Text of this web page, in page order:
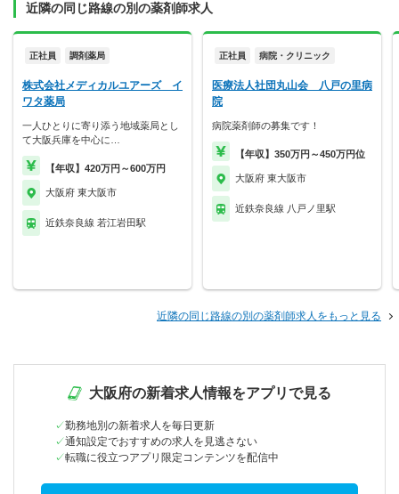
近隣の同じ路線の別の薬剤師求人
正社員 調剤薬局
株式会社メディカルユアーズ イ
ワタ薬局
一人ひとりに寄り添う地域薬局とし
て大阪兵庫を中心に…
【年収】420万円～600万円
大阪府 東大阪市
近鉄奈良線 若江岩田駅
正社員 病院・クリニック
医療法人社団丸山会 八戸の里病
院
病院薬剤師の募集です！
【年収】350万円～450万円位
大阪府 東大阪市
近鉄奈良線 八戸ノ里駅
近隣の同じ路線の別の薬剤師求人をもっと見る
大阪府の新着求人情報をアプリで見る
勤務地別の新着求人を毎日更新
通知設定でおすすめの求人を見逃さない
転職に役立つアプリ限定コンテンツを配信中